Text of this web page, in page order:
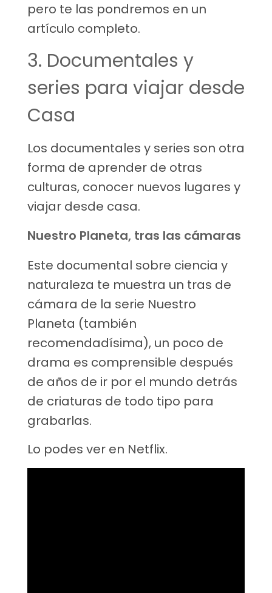
pero te las pondremos en un
artículo completo.
3. Documentales y
series para viajar desde
Casa
Los documentales y series son otra
forma de aprender de otras
culturas, conocer nuevos lugares y
viajar desde casa.
Nuestro Planeta, tras las cámaras
Este documental sobre ciencia y
naturaleza te muestra un tras de
cámara de la serie Nuestro
Planeta (también
recomendadísima), un poco de
drama es comprensible después
de años de ir por el mundo detrás
de criaturas de todo tipo para
grabarlas.
Lo podes ver en Netflix.